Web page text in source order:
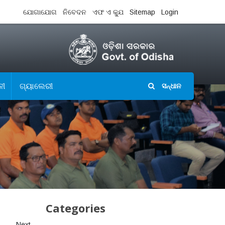
ଯୋଗାଯୋଗ ନିବେଦନ ଏଫ ଏ କ୍ଯୁ Sitemap Login
ଗ୍ୟାଲେରୀ ସନ୍ଧାନ
Categories